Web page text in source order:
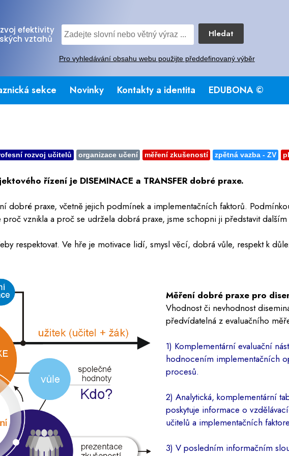
efektivity
vztahů
Hledat
Pro vyhledávání obsahu webu použijte předdefinovaný výběr
sekce Novinky Kontakty a identita EDUBONA ©
rozvoj učitelů organizace učení měření zkušeností zpětná vazba - ZV
řízení je DISEMINACE a TRANSFER dobré praxe.
dobré praxe, včetně jejich podmínek a implementačních faktorů.
vznikla a proč se udržela dobrá praxe, jsme schopni ji představit
respektovat. Ve hře je motivace lidí, smysl věcí, dobrá vůle, respekt k
Měření dobré praxe pro
Vhodnost či nevhodnost
předvídatelná z evaluačního
1) Komplementární evaluační
hodnocením implementačních
procesů.
2) Analytická, komplementární
poskytuje informace o
učitelů a implementačních
3) V posledním informačním